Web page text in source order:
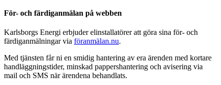
För- och färdiganmälan på webben
Karlsborgs Energi erbjuder elinstallatörer att göra sina för- och
färdiganmälningar via föranmälan.nu.
Med tjänsten får ni en smidig hantering av era ärenden med kortare
handläggningstider, minskad pappershantering och avisering via
mail och SMS när ärendena behandlats.